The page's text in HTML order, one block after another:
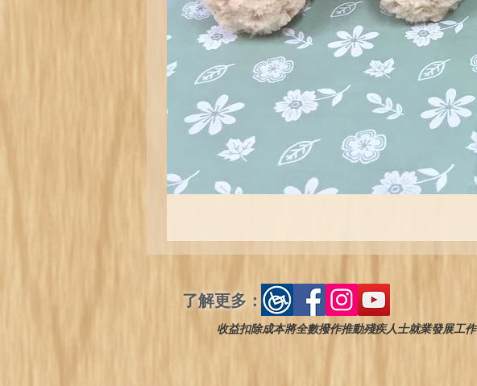
了解更多：
收益扣除成本將全數撥作推動殘疾人士就業發展工作